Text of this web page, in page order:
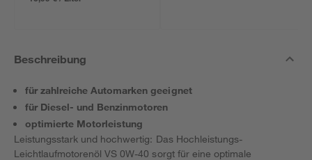
Beschreibung
für zahlreiche Automarken geeignet
für Diesel- und Benzinmotoren
optimierte Motorleistung
Leistungsstark und hochwertig: Das Hochleistungs-
Leichtlaufmotorenöl VS 0W-40 sorgt für eine optimale